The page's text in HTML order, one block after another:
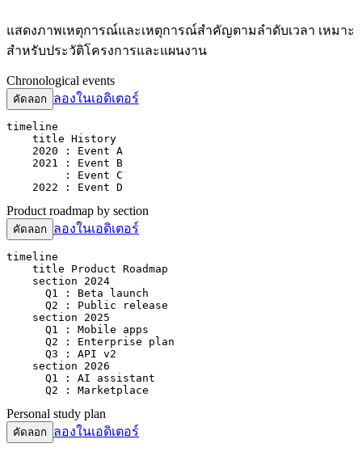
แสดงภาพเหตุการณ์และเหตุการณ์สำคัญตามลำดับเวลา เหมาะ
สำหรับประวัติโครงการและแผนงาน
Chronological events
คัดลอก ลองในเอดิเตอร์
timeline
    title History
    2020 : Event A
    2021 : Event B
         : Event C
    2022 : Event D
Product roadmap by section
คัดลอก ลองในเอดิเตอร์
timeline
    title Product Roadmap
    section 2024
      Q1 : Beta launch
      Q2 : Public release
    section 2025
      Q1 : Mobile apps
      Q2 : Enterprise plan
      Q3 : API v2
    section 2026
      Q1 : AI assistant
      Q2 : Marketplace
Personal study plan
คัดลอก ลองในเอดิเตอร์